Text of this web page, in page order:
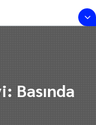
Basında